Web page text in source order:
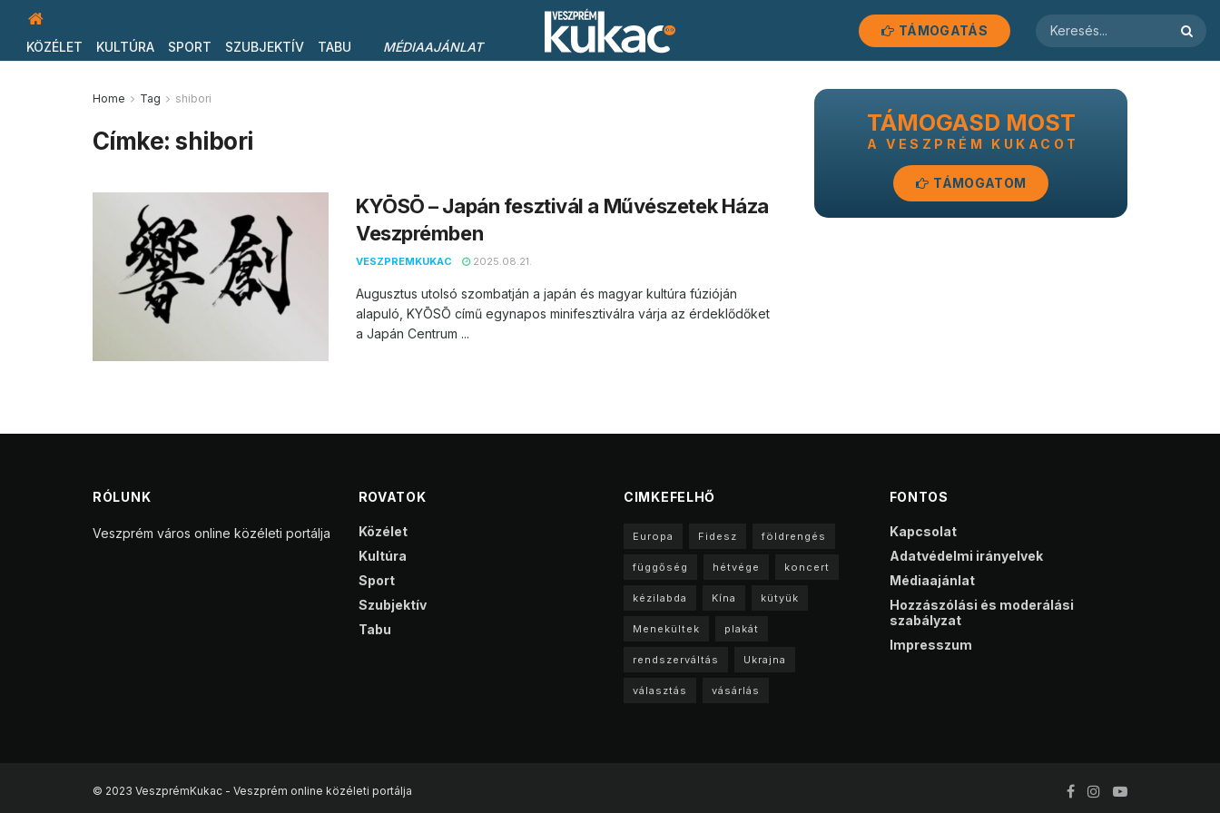
KÖZÉLET KULTÚRA SPORT SZUBJEKTÍV TABU MÉDIAAJÁNLAT
TÁMOGATÁS
Home Tag shibori
Címke:shibori
KYŌSŌ – Japán fesztivál a Művészetek Háza
Veszprémben
VESZPREMKUKAC 2025.08.21.
Augusztus utolsó szombatján a japán és magyar kultúra fúzióján
alapuló, KYŌSŌ című egynapos minifesztiválra várja az érdeklődőket
a Japán Centrum ...
TÁMOGASD MOST
A VESZPRÉM KUKACOT
TÁMOGATOM
RÓLUNK
Veszprém város online közéleti portálja
ROVATOK
Közélet
Kultúra
Sport
Szubjektív
Tabu
CIMKEFELHŐ
Europa Fidesz földrengés
függőség hétvége koncert
kézilabda Kína kütyük
Menekültek plakát
rendszerváltás Ukrajna
választás vásárlás
FONTOS
Kapcsolat
Adatvédelmi irányelvek
Médiaajánlat
Hozzászólási és moderálási
szabályzat
Impresszum
© 2023 VeszprémKukac - Veszprém online közéleti portálja